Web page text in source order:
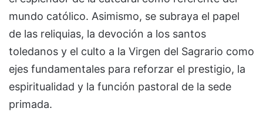
mundo católico. Asimismo, se subraya el papel
de las reliquias, la devoción a los santos
toledanos y el culto a la Virgen del Sagrario como
ejes fundamentales para reforzar el prestigio, la
espiritualidad y la función pastoral de la sede
primada.